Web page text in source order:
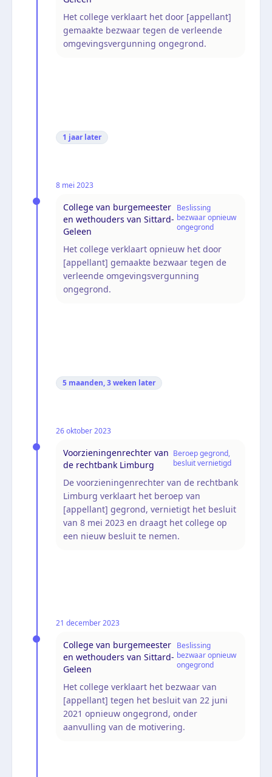
Het college verklaart het door [appellant]
gemaakte bezwaar tegen de verleende
omgevingsvergunning ongegrond.
1 jaar later
8 mei 2023
College van burgemeester
en wethouders van Sittard-
Geleen
Beslissing
bezwaar opnieuw
ongegrond
Het college verklaart opnieuw het door
[appellant] gemaakte bezwaar tegen de
verleende omgevingsvergunning
ongegrond.
5 maanden, 3 weken later
26 oktober 2023
Voorzieningenrechter van
de rechtbank Limburg
Beroep gegrond,
besluit vernietigd
De voorzieningenrechter van de rechtbank
Limburg verklaart het beroep van
[appellant] gegrond, vernietigt het besluit
van 8 mei 2023 en draagt het college op
een nieuw besluit te nemen.
21 december 2023
College van burgemeester
en wethouders van Sittard-
Geleen
Beslissing
bezwaar opnieuw
ongegrond
Het college verklaart het bezwaar van
[appellant] tegen het besluit van 22 juni
2021 opnieuw ongegrond, onder
aanvulling van de motivering.